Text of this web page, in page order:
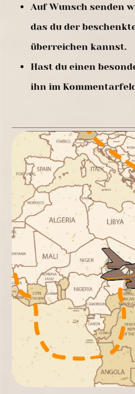
Auf Wunsch senden
das du der
überreichen kannst.
Hast du einen
ihn im